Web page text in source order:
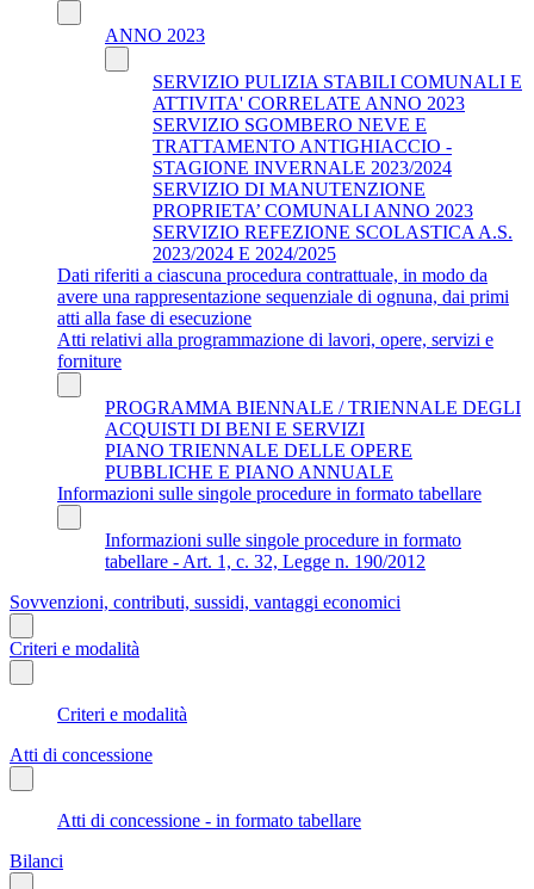
ANNO 2023
SERVIZIO PULIZIA STABILI COMUNALI E
ATTIVITA' CORRELATE ANNO 2023
SERVIZIO SGOMBERO NEVE E
TRATTAMENTO ANTIGHIACCIO -
STAGIONE INVERNALE 2023/2024
SERVIZIO DI MANUTENZIONE
PROPRIETA’ COMUNALI ANNO 2023
SERVIZIO REFEZIONE SCOLASTICA A.S.
2023/2024 E 2024/2025
Dati riferiti a ciascuna procedura contrattuale, in modo da
avere una rappresentazione sequenziale di ognuna, dai primi
atti alla fase di esecuzione
Atti relativi alla programmazione di lavori, opere, servizi e
forniture
PROGRAMMA BIENNALE / TRIENNALE DEGLI
ACQUISTI DI BENI E SERVIZI
PIANO TRIENNALE DELLE OPERE
PUBBLICHE E PIANO ANNUALE
Informazioni sulle singole procedure in formato tabellare
Informazioni sulle singole procedure in formato
tabellare - Art. 1, c. 32, Legge n. 190/2012
Sovvenzioni, contributi, sussidi, vantaggi economici
Criteri e modalità
Criteri e modalità
Atti di concessione
Atti di concessione - in formato tabellare
Bilanci